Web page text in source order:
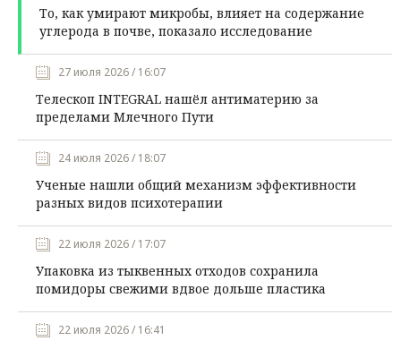
То, как умирают микробы, влияет на содержание
углерода в почве, показало исследование
27 июля 2026 / 16:07
Телескоп INTEGRAL нашёл антиматерию за
пределами Млечного Пути
24 июля 2026 / 18:07
Ученые нашли общий механизм эффективности
разных видов психотерапии
22 июля 2026 / 17:07
Упаковка из тыквенных отходов сохранила
помидоры свежими вдвое дольше пластика
22 июля 2026 / 16:41